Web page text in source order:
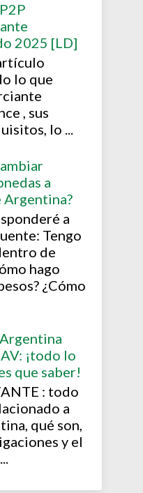
2025 [LD]
lo que
, sus
lo ...
a
Argentina?
a
Tengo
de
hago
¿Cómo
¡todo lo
que saber!
: todo
a
qué son,
y el